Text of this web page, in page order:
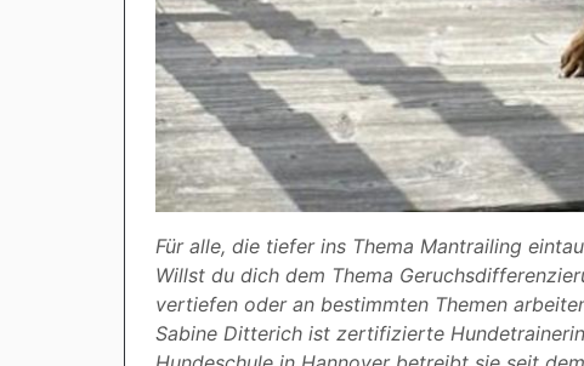
Für alle, die tiefer ins Thema Mantrailing
Willst du dich dem Thema
vertiefen oder an bestimmten Themen
Sabine Ditterich ist zertifizierte